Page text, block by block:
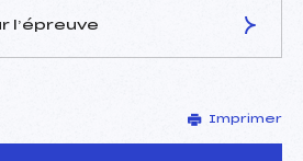
l’épreuve
ASTRAUDO PIERRE (CA)
RIPOLL CLEMENT (CA)
Imprimer